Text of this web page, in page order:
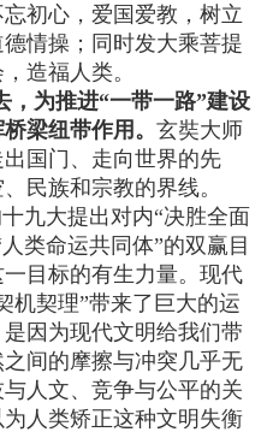
初心，爱国爱教，树立
情操；同时发大乘菩提
造福人类。
，为推进“一带一路”建设
梁纽带作用。玄奘大师
国门、走向世界的先
民族和宗教的界线。
九大提出对内“决胜全面
类命运共同体”的双赢目
目标的有生力量。现代
机契理”带来了巨大的运
因为现代文明给我们带
间的摩擦与冲突几乎无
人文、竞争与公平的关
人类矫正这种文明失衡